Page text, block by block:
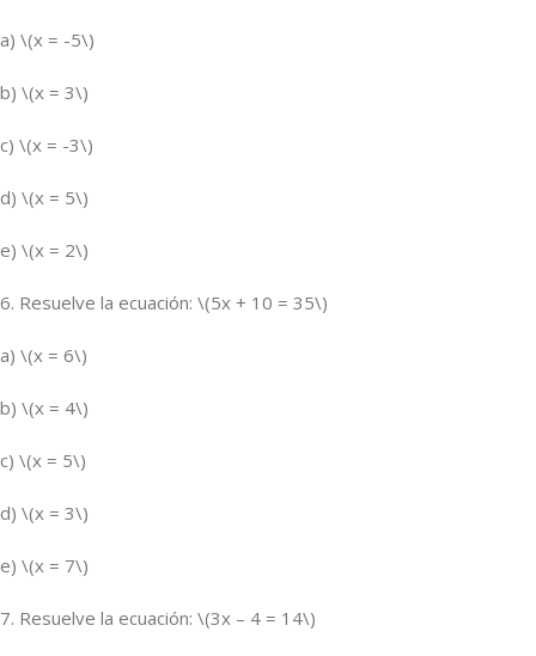
a) \(x = -5\)
b) \(x = 3\)
c) \(x = -3\)
d) \(x = 5\)
e) \(x = 2\)
6. Resuelve la ecuación: \(5x + 10 = 35\)
a) \(x = 6\)
b) \(x = 4\)
c) \(x = 5\)
d) \(x = 3\)
e) \(x = 7\)
7. Resuelve la ecuación: \(3x – 4 = 14\)